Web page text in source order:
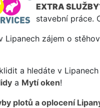
EXTRA SLUŽBY
stavební práce.
Lipanech zájem o
a hledáte v
a Mytí oken!
plotů a oplocení